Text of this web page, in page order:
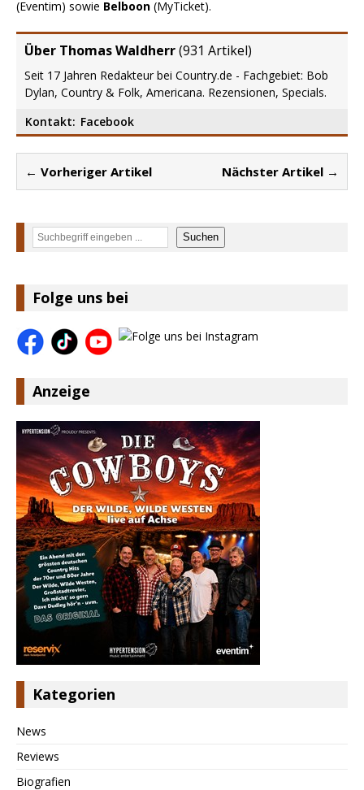
(Eventim) sowie Belboon (MyTicket).
Über Thomas Waldherr(931 Artikel)
Seit 17 Jahren Redakteur bei Country.de - Fachgebiet: Bob
Dylan, Country & Folk, Americana. Rezensionen, Specials.
Kontakt: Facebook
← Vorheriger Artikel Nächster Artikel →
Suchen Suchen
Folge uns bei
Anzeige
Kategorien
News
Reviews
Biografien